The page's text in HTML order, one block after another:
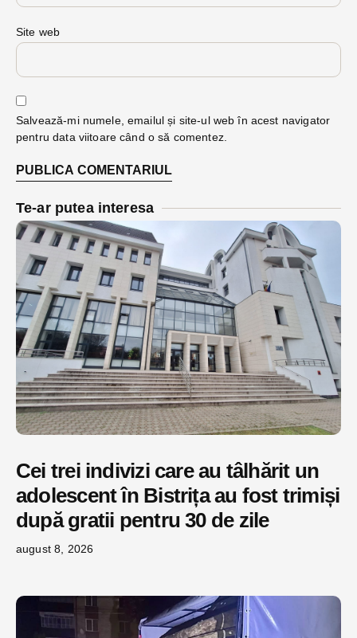
Site web
Salvează-mi numele, emailul și site-ul web în acest navigator
pentru data viitoare când o să comentez.
Te-ar putea interesa
Cei trei indivizi care au tâlhărit un
adolescent în Bistrița au fost trimiși
după gratii pentru 30 de zile
august 8, 2026